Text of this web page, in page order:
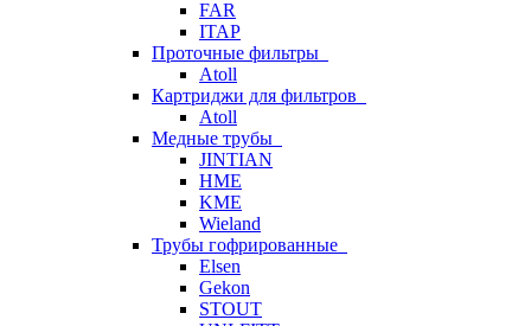
FAR
ITAP
Проточные фильтры
Atoll
Картриджи для фильтров
Atoll
Медные трубы
JINTIAN
HME
KME
Wieland
Трубы гофрированные
Elsen
Gekon
STOUT